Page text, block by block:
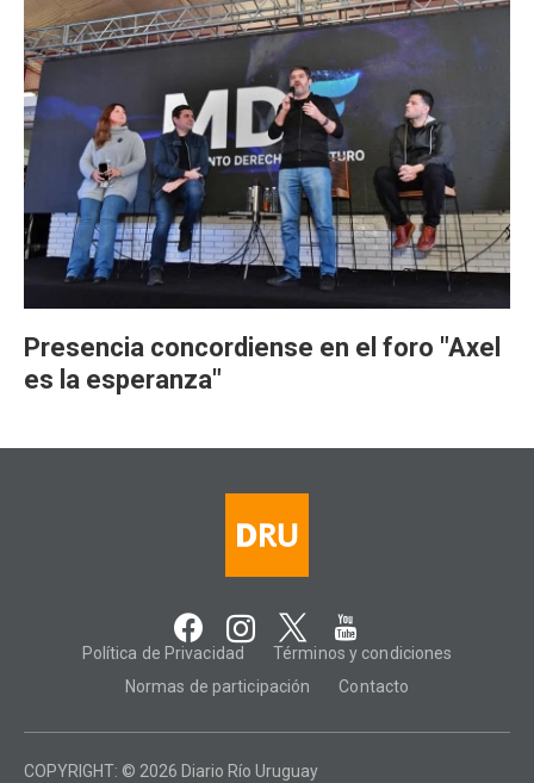
Presencia concordiense en el foro "Axel
es la esperanza"
Política de Privacidad
Términos y condiciones
Normas de participación
Contacto
COPYRIGHT: © 2026 Diario Río Uruguay